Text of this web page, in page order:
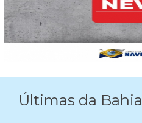
Últimas da Bahia